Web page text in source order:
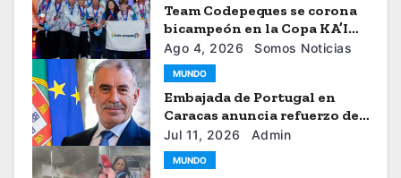
Team Codepeques se corona
bicampeón en la Copa KA’I
2026
Ago 4, 2026 Somos Noticias
MUNDO
Embajada de Portugal en
Caracas anuncia refuerzo de
ayuda humanitaria
Jul 11, 2026 Admin
MUNDO